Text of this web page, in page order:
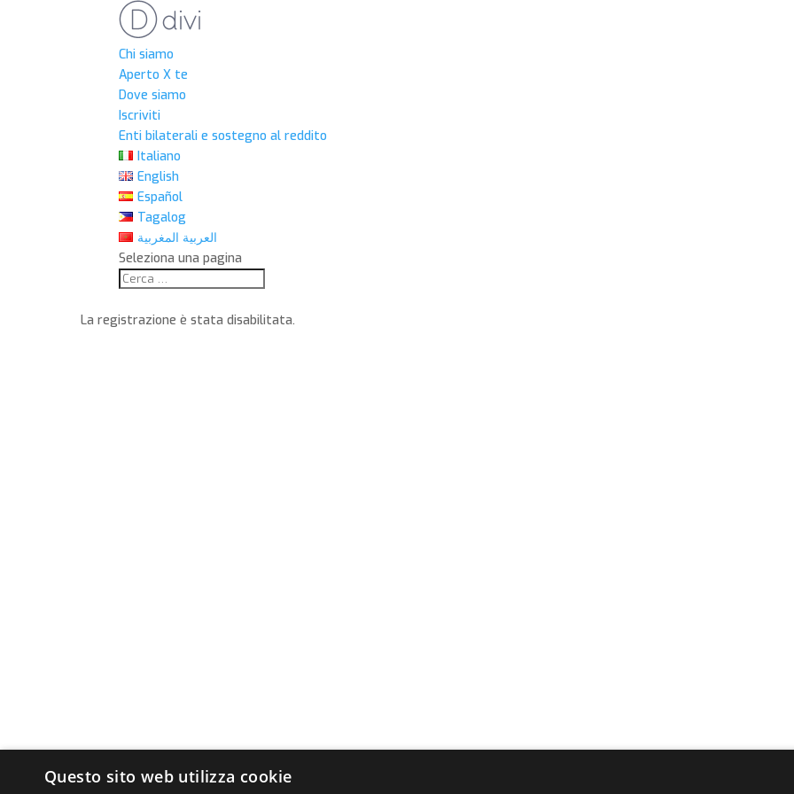
Chi siamo
Aperto X te
Dove siamo
Iscriviti
Enti bilaterali e sostegno al reddito
Italiano
English
Español
Tagalog
العربية المغربية
Seleziona una pagina
La registrazione è stata disabilitata.
Questo sito web utilizza cookie